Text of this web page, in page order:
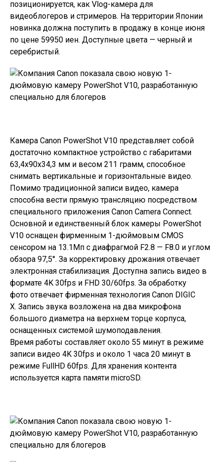
позиционируется, как Vlog-камера для
видеоблогеров и стримеров. На территории Японии
новинка должна поступить в продажу в конце июня
по цене 59950 иен. Доступные цвета — черный и
серебристый.
Камера Canon PowerShot V10 представляет собой
достаточно компактное устройство с габаритами
63,4x90x34,3 мм и весом 211 грамм, способное
снимать вертикальные и горизонтальные видео.
Помимо традиционной записи видео, камера
способна вести прямую трансляцию посредством
специального приложения Canon Camera Connect.
Основной и единственный блок камеры PowerShot
V10 оснащен фирменным 1-дюймовым CMOS
сенсором на 13.1Мп с диафрагмой F2.8 — F8.0 и углом
обзора 97,5°. За корректировку дрожания отвечает
электронная стабилизация. Доступна запись видео в
формате 4K 30fps и FHD 30/60fps. За обработку
фото отвечает фирменная технология Canon DIGIC
X. Запись звука возложена на два микрофона
большого диаметра на верхнем торце корпуса,
оснащенных системой шумоподавления.
Время работы составляет около 55 минут в режиме
записи видео 4K 30fps и около 1 часа 20 минут в
режиме FullHD 60fps. Для хранения контента
используется карта памяти microSD.